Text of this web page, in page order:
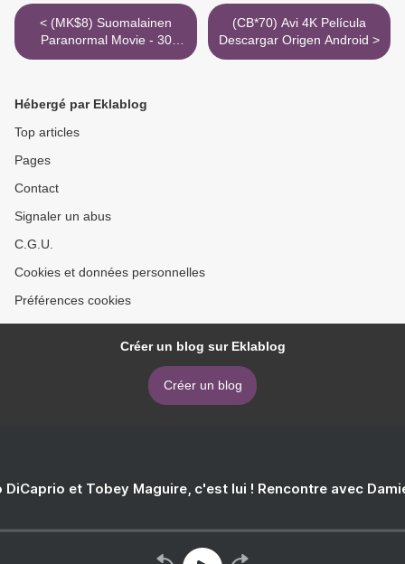
< (MK$8) Suomalainen
Paranormal Movie - 30
Nights With The Devil Inside
(CB*70) Avi 4K Película
Descargar Origen Android >
Hébergé par Eklablog
Top articles
Pages
Contact
Signaler un abus
C.G.U.
Cookies et données personnelles
Préférences cookies
Créer un blog sur Eklablog
Créer un blog
DiCaprio et Tobey Maguire, c'est lui ! Rencontre avec